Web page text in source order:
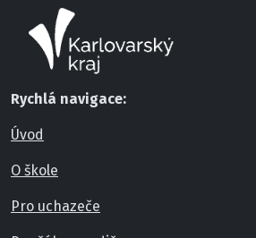
Rychlá navigace:
Úvod
O škole
Pro uchazeče